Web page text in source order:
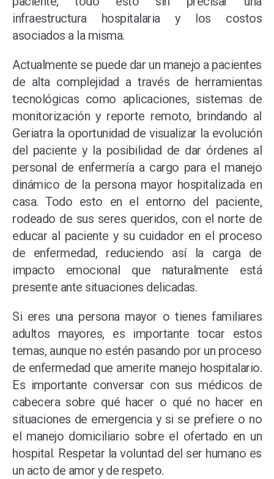
infraestructura hospitalaria y los costos
asociados a la misma.
Actualmente se puede dar un manejo a pacientes
de alta complejidad a través de herramientas
tecnológicas como aplicaciones, sistemas de
monitorización y reporte remoto, brindando al
Geriatra la oportunidad de visualizar la evolución
del paciente y la posibilidad de dar órdenes al
personal de enfermería a cargo para el manejo
dinámico de la persona mayor hospitalizada en
casa. Todo esto en el entorno del paciente,
rodeado de sus seres queridos, con el norte de
educar al paciente y su cuidador en el proceso
de enfermedad, reduciendo así la carga de
impacto emocional que naturalmente está
presente ante situaciones delicadas.
Si eres una persona mayor o tienes familiares
adultos mayores, es importante tocar estos
temas, aunque no estén pasando por un proceso
de enfermedad que amerite manejo hospitalario.
Es importante conversar con sus médicos de
cabecera sobre qué hacer o qué no hacer en
situaciones de emergencia y si se prefiere o no
el manejo domiciliario sobre el ofertado en un
hospital. Respetar la voluntad del ser humano es
un acto de amor y de respeto.